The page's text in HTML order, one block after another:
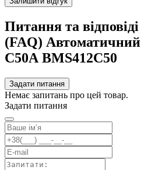
Питання та відповіді
(FAQ)
С50А BMS412C50
Задати питання
Немає запитань про цей товар.
Задати питання